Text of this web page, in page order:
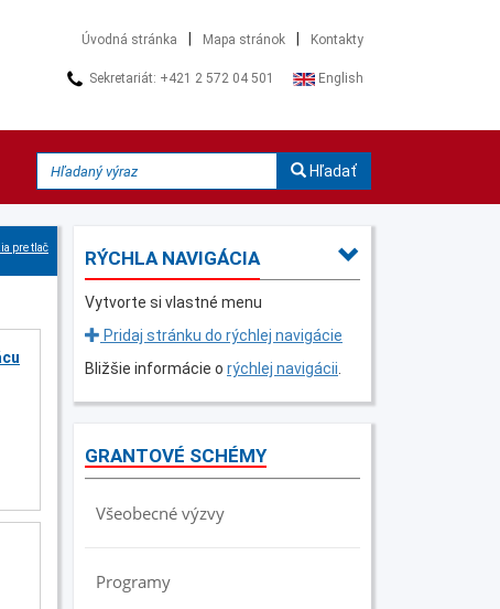
Úvodná stránka Mapa stránok Kontakty
Sekretariát: +421 2 572 04 501 English
Hľadať
pre tlač RÝCHLA NAVIGÁCIA
Vytvorte si vlastné menu
Pridaj stránku do rýchlej navigácie
Bližšie informácie o rýchlej navigácii
GRANTOVÉ SCHÉMY
Všeobecné výzvy
Programy